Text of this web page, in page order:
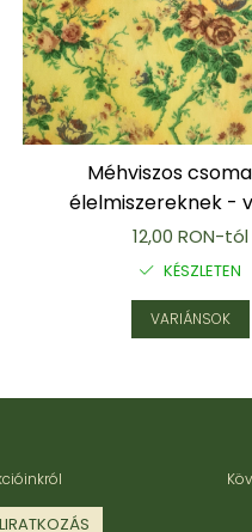
Méhviszos
élelmiszereknek -
12,00 RON-tól
KÉSZLETEN
VARIÁNSOK